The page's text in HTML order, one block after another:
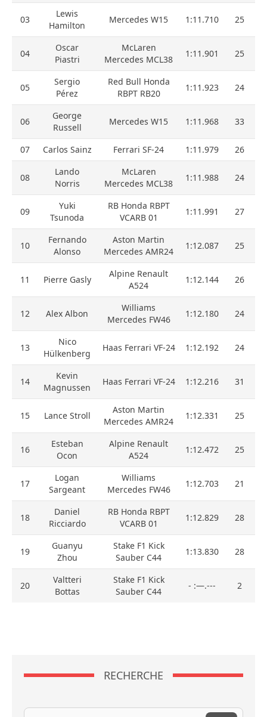
03
Lewis
Hamilton
Mercedes W15 1:11.710 25
04
Oscar
Piastri
McLaren
Mercedes MCL38
1:11.901 25
05
Sergio
Pérez
Red Bull Honda
RBPT RB20
1:11.923 24
06
George
Russell
Mercedes W15 1:11.968 33
07 Carlos Sainz Ferrari SF-24 1:11.979 26
08
Lando
Norris
McLaren
Mercedes MCL38
1:11.988 24
09
Yuki
Tsunoda
RB Honda RBPT
VCARB 01
1:11.991 27
10
Fernando
Alonso
Aston Martin
Mercedes AMR24
1:12.087 25
11 Pierre Gasly
Alpine Renault
A524
1:12.144 26
12 Alex Albon
Williams
Mercedes FW46
1:12.180 24
13
Nico
Hülkenberg
Haas Ferrari VF-24 1:12.192 24
14
Kevin
Magnussen
Haas Ferrari VF-24 1:12.216 31
15 Lance Stroll
Aston Martin
Mercedes AMR24
1:12.331 25
16
Esteban
Ocon
Alpine Renault
A524
1:12.472 25
17
Logan
Sargeant
Williams
Mercedes FW46
1:12.703 21
18
Daniel
Ricciardo
RB Honda RBPT
VCARB 01
1:12.829 28
19
Guanyu
Zhou
Stake F1 Kick
Sauber C44
1:13.830 28
20
Valtteri
Bottas
Stake F1 Kick
Sauber C44
- :—.--- 2
RECHERCHE
Recherche